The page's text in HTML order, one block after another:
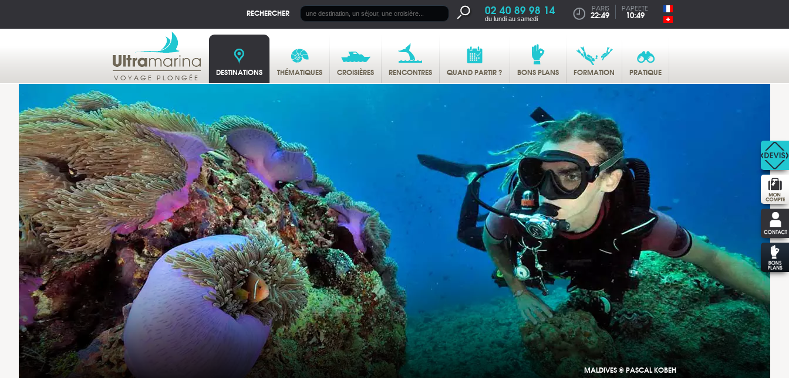
RECHERCHER 02 40 89 98 14
du lundi au samedi
PARIS
22:49
PAPEETE
10:49
VOYAGE PLONGÉE DESTINATIONS THÉMATIQUES CROISIÈRES RENCONTRES QUAND PARTIR ? BONS PLANS FORMATION PRATIQUE
MALDIVES © PASCAL KOBEH